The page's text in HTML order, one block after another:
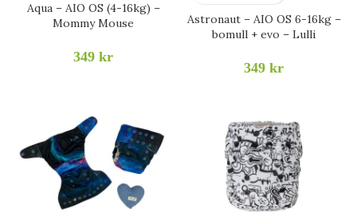
Aqua – AIO OS (4-16kg) –
Mommy Mouse
349 kr
Astronaut – AIO OS 6-16kg –
bomull + evo – Lulli
349 kr